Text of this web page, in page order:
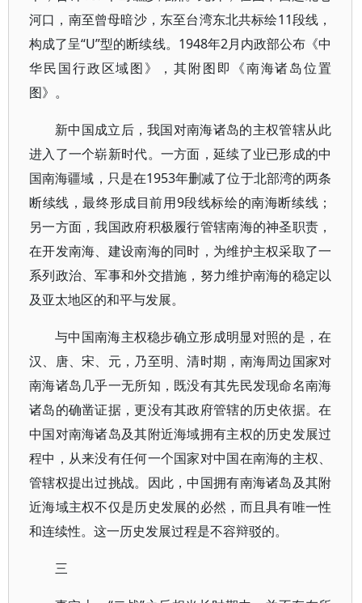
河口，南至曾母暗沙，东至台湾东北共标绘11段线，
构成了呈“U”型的断续线。1948年2月内政部公布《中
华民国行政区域图》，其附图即《南海诸岛位置
图》。
新中国成立后，我国对南海诸岛的主权管辖从此
进入了一个崭新时代。一方面，延续了业已形成的中
国南海疆域，只是在1953年删减了位于北部湾的两条
断续线，最终形成目前用9段线标绘的南海断续线；
另一方面，我国政府积极履行管辖南海的神圣职责，
在开发南海、建设南海的同时，为维护主权采取了一
系列政治、军事和外交措施，努力维护南海的稳定以
及亚太地区的和平与发展。
与中国南海主权稳步确立形成明显对照的是，在
汉、唐、宋、元，乃至明、清时期，南海周边国家对
南海诸岛几乎一无所知，既没有其先民发现命名南海
诸岛的确凿证据，更没有其政府管辖的历史依据。在
中国对南海诸岛及其附近海域拥有主权的历史发展过
程中，从来没有任何一个国家对中国在南海的主权、
管辖权提出过挑战。因此，中国拥有南海诸岛及其附
近海域主权不仅是历史发展的必然，而且具有唯一性
和连续性。这一历史发展过程是不容辩驳的。
三